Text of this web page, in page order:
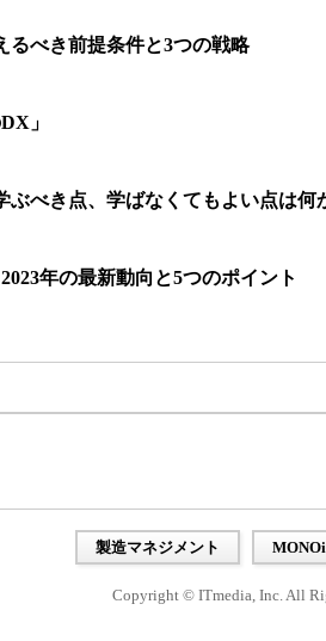
るべき前提条件と3つの戦略
」
ぶべき点、学ばなくてもよい点は何
年の最新動向と5つのポイント
製造マネジメント
Copyright © ITmedia, Inc. All